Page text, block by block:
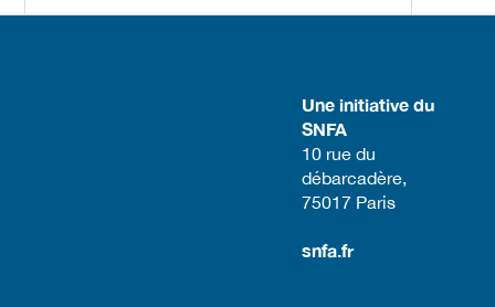
Une initiative du
SNFA
​10 rue du
débarcadère,
75017 Paris​
snfa.fr